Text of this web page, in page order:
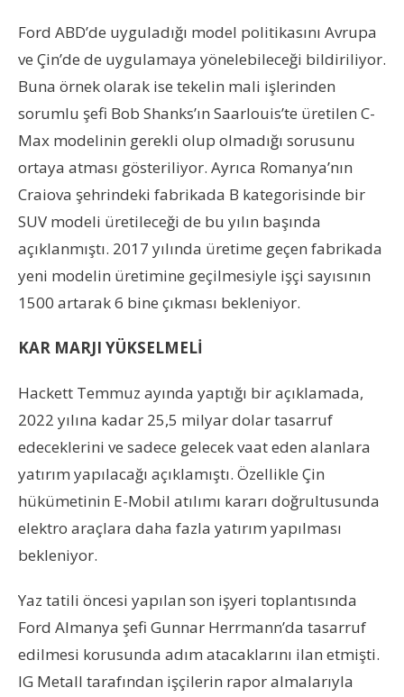
Ford ABD’de uyguladığı model politikasını Avrupa
ve Çin’de de uygulamaya yönelebileceği bildiriliyor.
Buna örnek olarak ise tekelin mali işlerinden
sorumlu şefi Bob Shanks’ın Saarlouis’te üretilen C-
Max modelinin gerekli olup olmadığı sorusunu
ortaya atması gösteriliyor. Ayrıca Romanya’nın
Craiova şehrindeki fabrikada B kategorisinde bir
SUV modeli üretileceği de bu yılın başında
açıklanmıştı. 2017 yılında üretime geçen fabrikada
yeni modelin üretimine geçilmesiyle işçi sayısının
1500 artarak 6 bine çıkması bekleniyor.
KAR MARJI YÜKSELMELİ
Hackett Temmuz ayında yaptığı bir açıklamada,
2022 yılına kadar 25,5 milyar dolar tasarruf
edeceklerini ve sadece gelecek vaat eden alanlara
yatırım yapılacağı açıklamıştı. Özellikle Çin
hükümetinin E-Mobil atılımı kararı doğrultusunda
elektro araçlara daha fazla yatırım yapılması
bekleniyor.
Yaz tatili öncesi yapılan son işyeri toplantısında
Ford Almanya şefi Gunnar Herrmann’da tasarruf
edilmesi korusunda adım atacaklarını ilan etmişti.
IG Metall tarafından işçilerin rapor almalarıyla